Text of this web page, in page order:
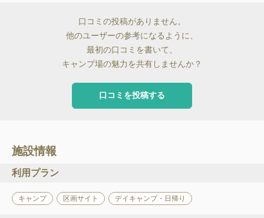
口コミの投稿がありません。
他のユーザーの参考になるように、
最初の口コミを書いて、
キャンプ場の魅力を共有しませんか？
口コミを投稿する
施設情報
利用プラン
キャンプ 区画サイト デイキャンプ・日帰り